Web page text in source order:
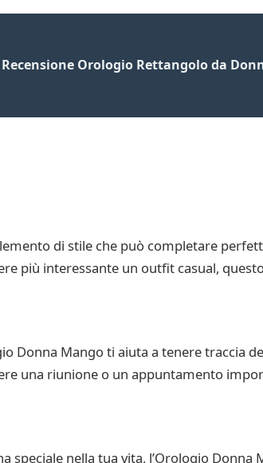
Recensione Orologio Rettangolo da
di stile che può completare
più interessante un outfit casual,
Donna Mango ti aiuta a tenere traccia
una riunione o un appuntamento
nella tua vita, l’Orologio Donna